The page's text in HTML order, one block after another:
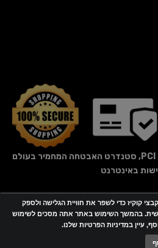
אתר זה מאובטח על-ידי תקן PCI, סטנדרט האבטחה המחמיר בעולם
באינטרנט
| אתר אינטרנט
קוקיז כדי לשפר את חוויית הגלישה ולספק
בהמשך השימוש באתר אתה מסכים לשימוש
עיין במדיניות הפרטיות שלנו.